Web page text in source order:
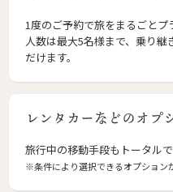
1度のご予約で旅をまるごとプ
人数は最大5名様まで、乗り
だけます。
レンタカーなどのオプ
旅行中の移動手段もトータルで
※条件により選択できるオプション